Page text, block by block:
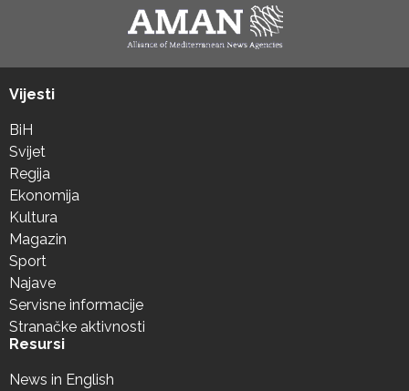
Vijesti
BiH
Svijet
Regija
Ekonomija
Kultura
Magazin
Sport
Najave
Servisne informacije
Stranačke aktivnosti
Resursi
News in English